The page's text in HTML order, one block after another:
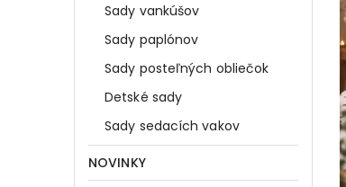
Sady vankúšov
Sady paplónov
Sady posteľných obliečok
Detské sady
Sady sedacích vakov
NOVINKY